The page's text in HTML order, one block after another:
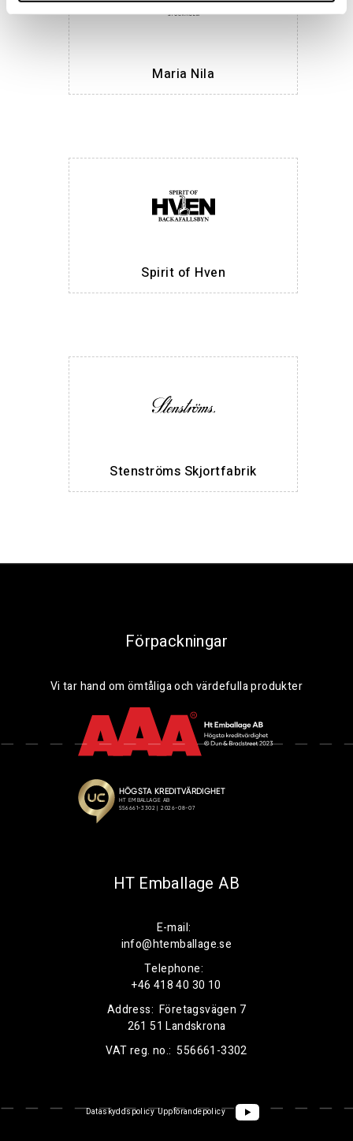
Maria Nila
Spirit of Hven
Stenströms Skjortfabrik
Förpackningar
Vi tar hand om ömtåliga och värdefulla produkter
HT Emballage AB
E-mail:
info@htemballage.se
Telephone:
+46 418 40 30 10
Address: Företagsvägen 7
261 51 Landskrona
VAT reg. no.: 556661-3302
Dataskyddspolicy Uppförandepolicy